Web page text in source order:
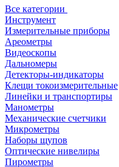
Все категории
Инструмент
Измерительные приборы
Ареометры
Видеоскопы
Дальномеры
Детекторы-индикаторы
Клещи токоизмерительные
Линейки и транспортиры
Манометры
Механические счетчики
Микрометры
Наборы щупов
Оптические нивелиры
Пирометры